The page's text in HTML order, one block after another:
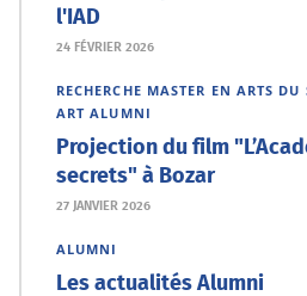
l'IAD
24 FÉVRIER 2026
RECHERCHE MASTER EN ARTS DU
ART ALUMNI
Projection du film
secrets" à Bozar
27 JANVIER 2026
ALUMNI
Les actualités Alumni